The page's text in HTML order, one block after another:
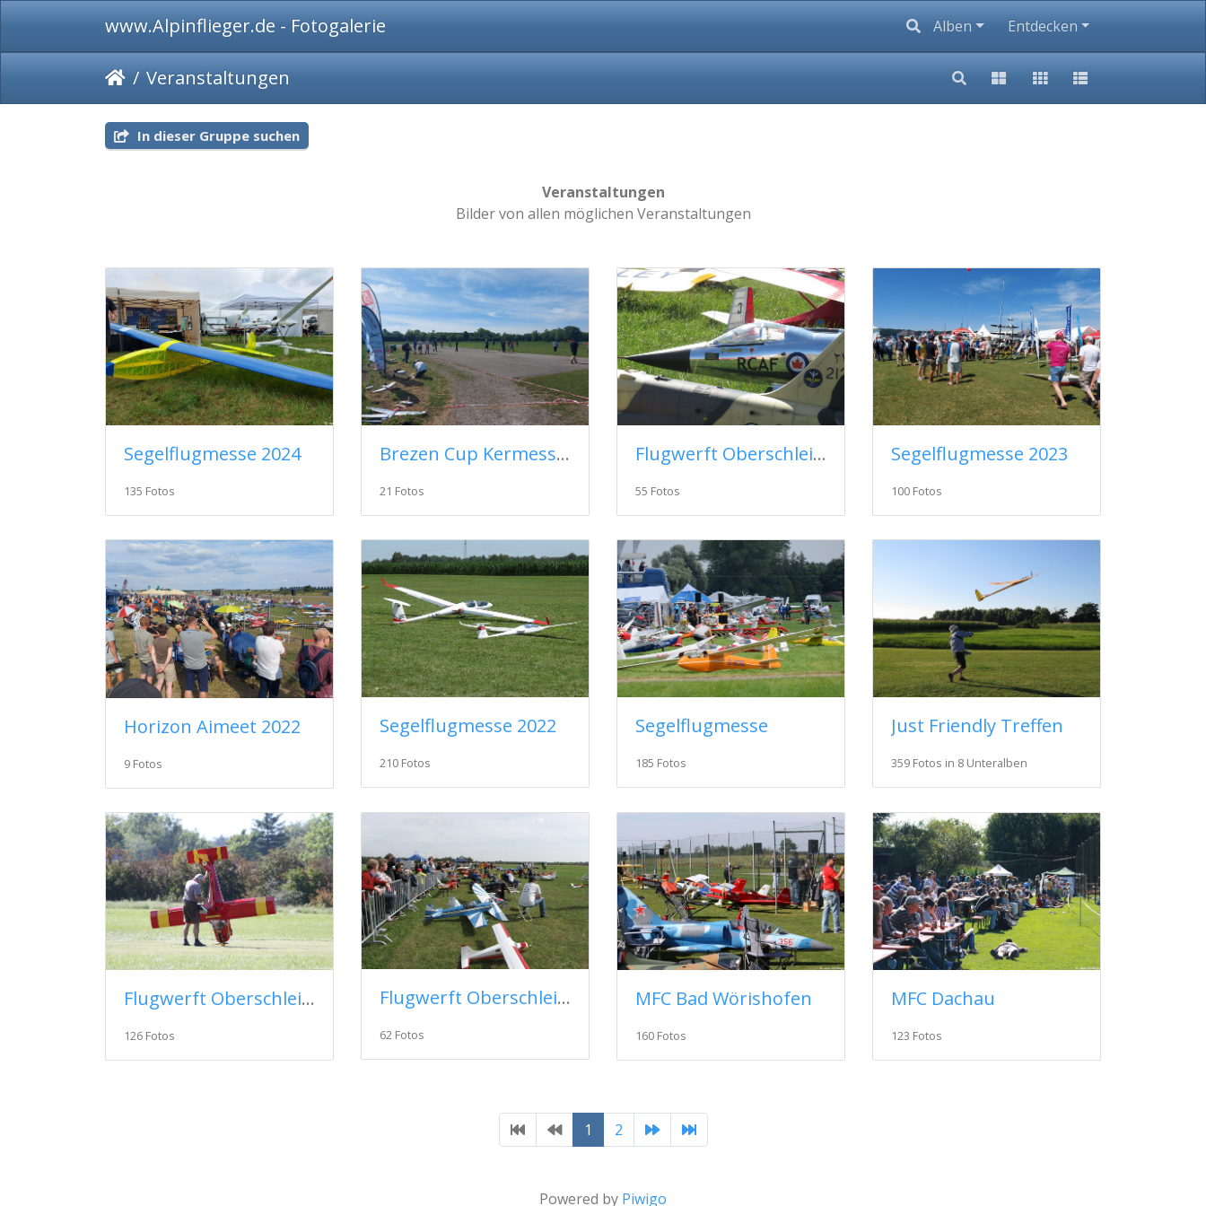
www.Alpinflieger.de - Fotogalerie Alben Entdecken
Veranstaltungen
In dieser Gruppe suchen
Veranstaltungen
Bilder von allen möglichen Veranstaltungen
Segelflugmesse 2024
135 Fotos
Brezen Cup Kermess 2024
21 Fotos
Flugwerft Oberschleißheim 2023
55 Fotos
Segelflugmesse 2023
100 Fotos
Horizon Aimeet 2022
9 Fotos
Segelflugmesse 2022
210 Fotos
Segelflugmesse
185 Fotos
Just Friendly Treffen
359 Fotos in 8 Unteralben
Flugwerft Oberschleißheim 2019
126 Fotos
Flugwerft Oberschleißheim 2013
62 Fotos
MFC Bad Wörishofen
160 Fotos
MFC Dachau
123 Fotos
1 2
Powered by Piwigo